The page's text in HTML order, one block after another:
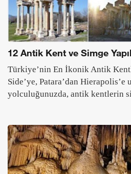
12 Antik Kent ve Simge
Türkiye’nin En İkonik Antik
Side’ye, Patara’dan Hierapolis’e
yolculuğunuzda, antik kentlerin